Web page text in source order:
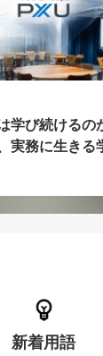
学び続けるの
実務に生きる
新着用語